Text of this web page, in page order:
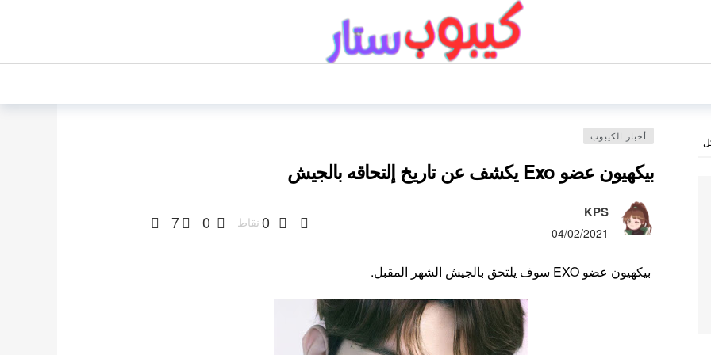
أخبار الكيبوب
بيكهيون عضو Exo يكشف عن تاريخ إلتحاقه بالجيش
KPS
04/02/2021
0 نقاط 0
7
بيكهيون عضو EXO سوف يلتحق بالجيش الشهر المقبل.